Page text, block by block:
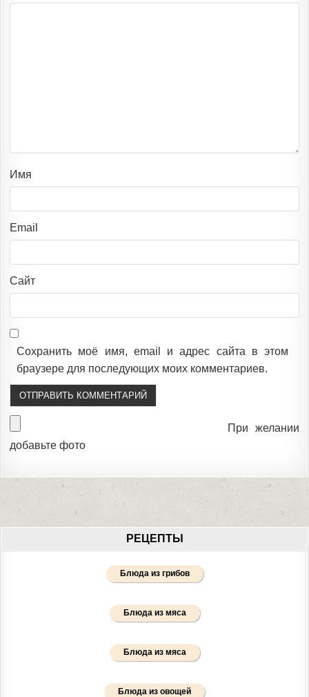
Имя
Email
Сайт
Сохранить моё имя, email и адрес сайта в этом
браузере для последующих моих комментариев.
При желании
добавьте фото
РЕЦЕПТЫ
Блюда из грибов
Блюда из мяса
Блюда из мяса
Блюда из овощей